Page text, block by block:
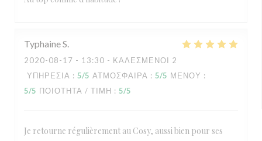
TyphaineS
2020-08-17 - 13:30 - ΚΑΛΕΣΜΈΝΟΙ 2
ΥΠΗΡΕΣΊΑ : 5/5 ΑΤΜΌΣΦΑΙΡΑ : 5/5 ΜΕΝΟΎ :
5/5 ΠΟΙΌΤΗΤΑ / ΤΙΜΉ : 5/5
Je retourne régulièrement au Cosy, aussi bien pour ses